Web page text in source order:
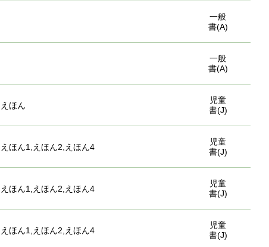
一般
書(A)
一般
書(A)
えほん
児童
書(J)
えほん1,えほん2,えほん4
児童
書(J)
えほん1,えほん2,えほん4
児童
書(J)
えほん1,えほん2,えほん4
児童
書(J)